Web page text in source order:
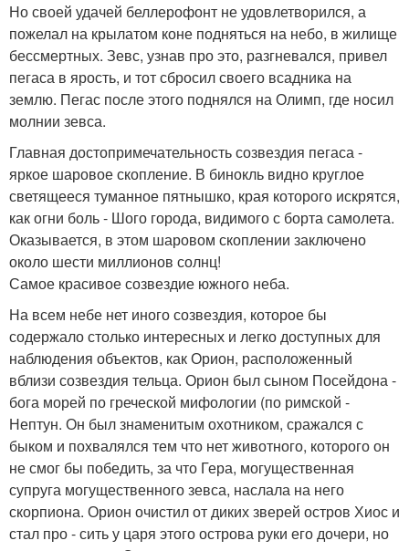
Но своей удачей беллерофонт не удовлетворился, а
пожелал на крылатом коне подняться на небо, в жилище
бессмертных. Зевс, узнав про это, разгневался, привел
пегаса в ярость, и тот сбросил своего всадника на
землю. Пегас после этого поднялся на Олимп, где носил
молнии зевса.
Главная достопримечательность созвездия пегаса -
яркое шаровое скопление. В бинокль видно круглое
светящееся туманное пятнышко, края которого искрятся,
как огни боль - Шого города, видимого с борта самолета.
Оказывается, в этом шаровом скоплении заключено
около шести миллионов солнц!
Самое красивое созвездие южного неба.
На всем небе нет иного созвездия, которое бы
содержало столько интересных и легко доступных для
наблюдения объектов, как Орион, расположенный
вблизи созвездия тельца. Орион был сыном Посейдона -
бога морей по греческой мифологии (по римской -
Нептун. Он был знаменитым охотником, сражался с
быком и похвалялся тем что нет животного, которого он
не смог бы победить, за что Гера, могущественная
супруга могущественного зевса, наслала на него
скорпиона. Орион очистил от диких зверей остров Хиос и
стал про - сить у царя этого острова руки его дочери, но